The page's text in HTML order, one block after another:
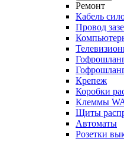
Ремонт
Кабель
Провод
Крепеж
Коробки
Клеммы
Щиты
Автоматы
Розетки